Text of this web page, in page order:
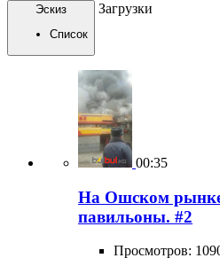
Эскиз
Список
Загрузки
00:35
На Ошском рынке
павильоны. #2
Просмотров: